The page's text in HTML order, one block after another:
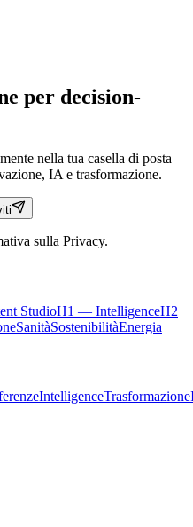
per decision-
nella tua casella di posta
IA e trasformazione.
sulla Privacy.
StudioH1 — IntelligenceH2
SanitàSostenibilitàEnergia
IntelligenceTrasformazione